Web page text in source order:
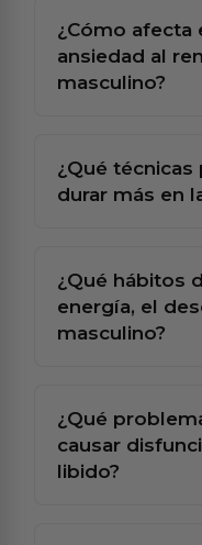
¿Cómo afecta
ansiedad al
masculino?
¿Qué técnicas
durar más en
¿Qué hábitos
energía, el
masculino?
¿Qué
causar
libido?